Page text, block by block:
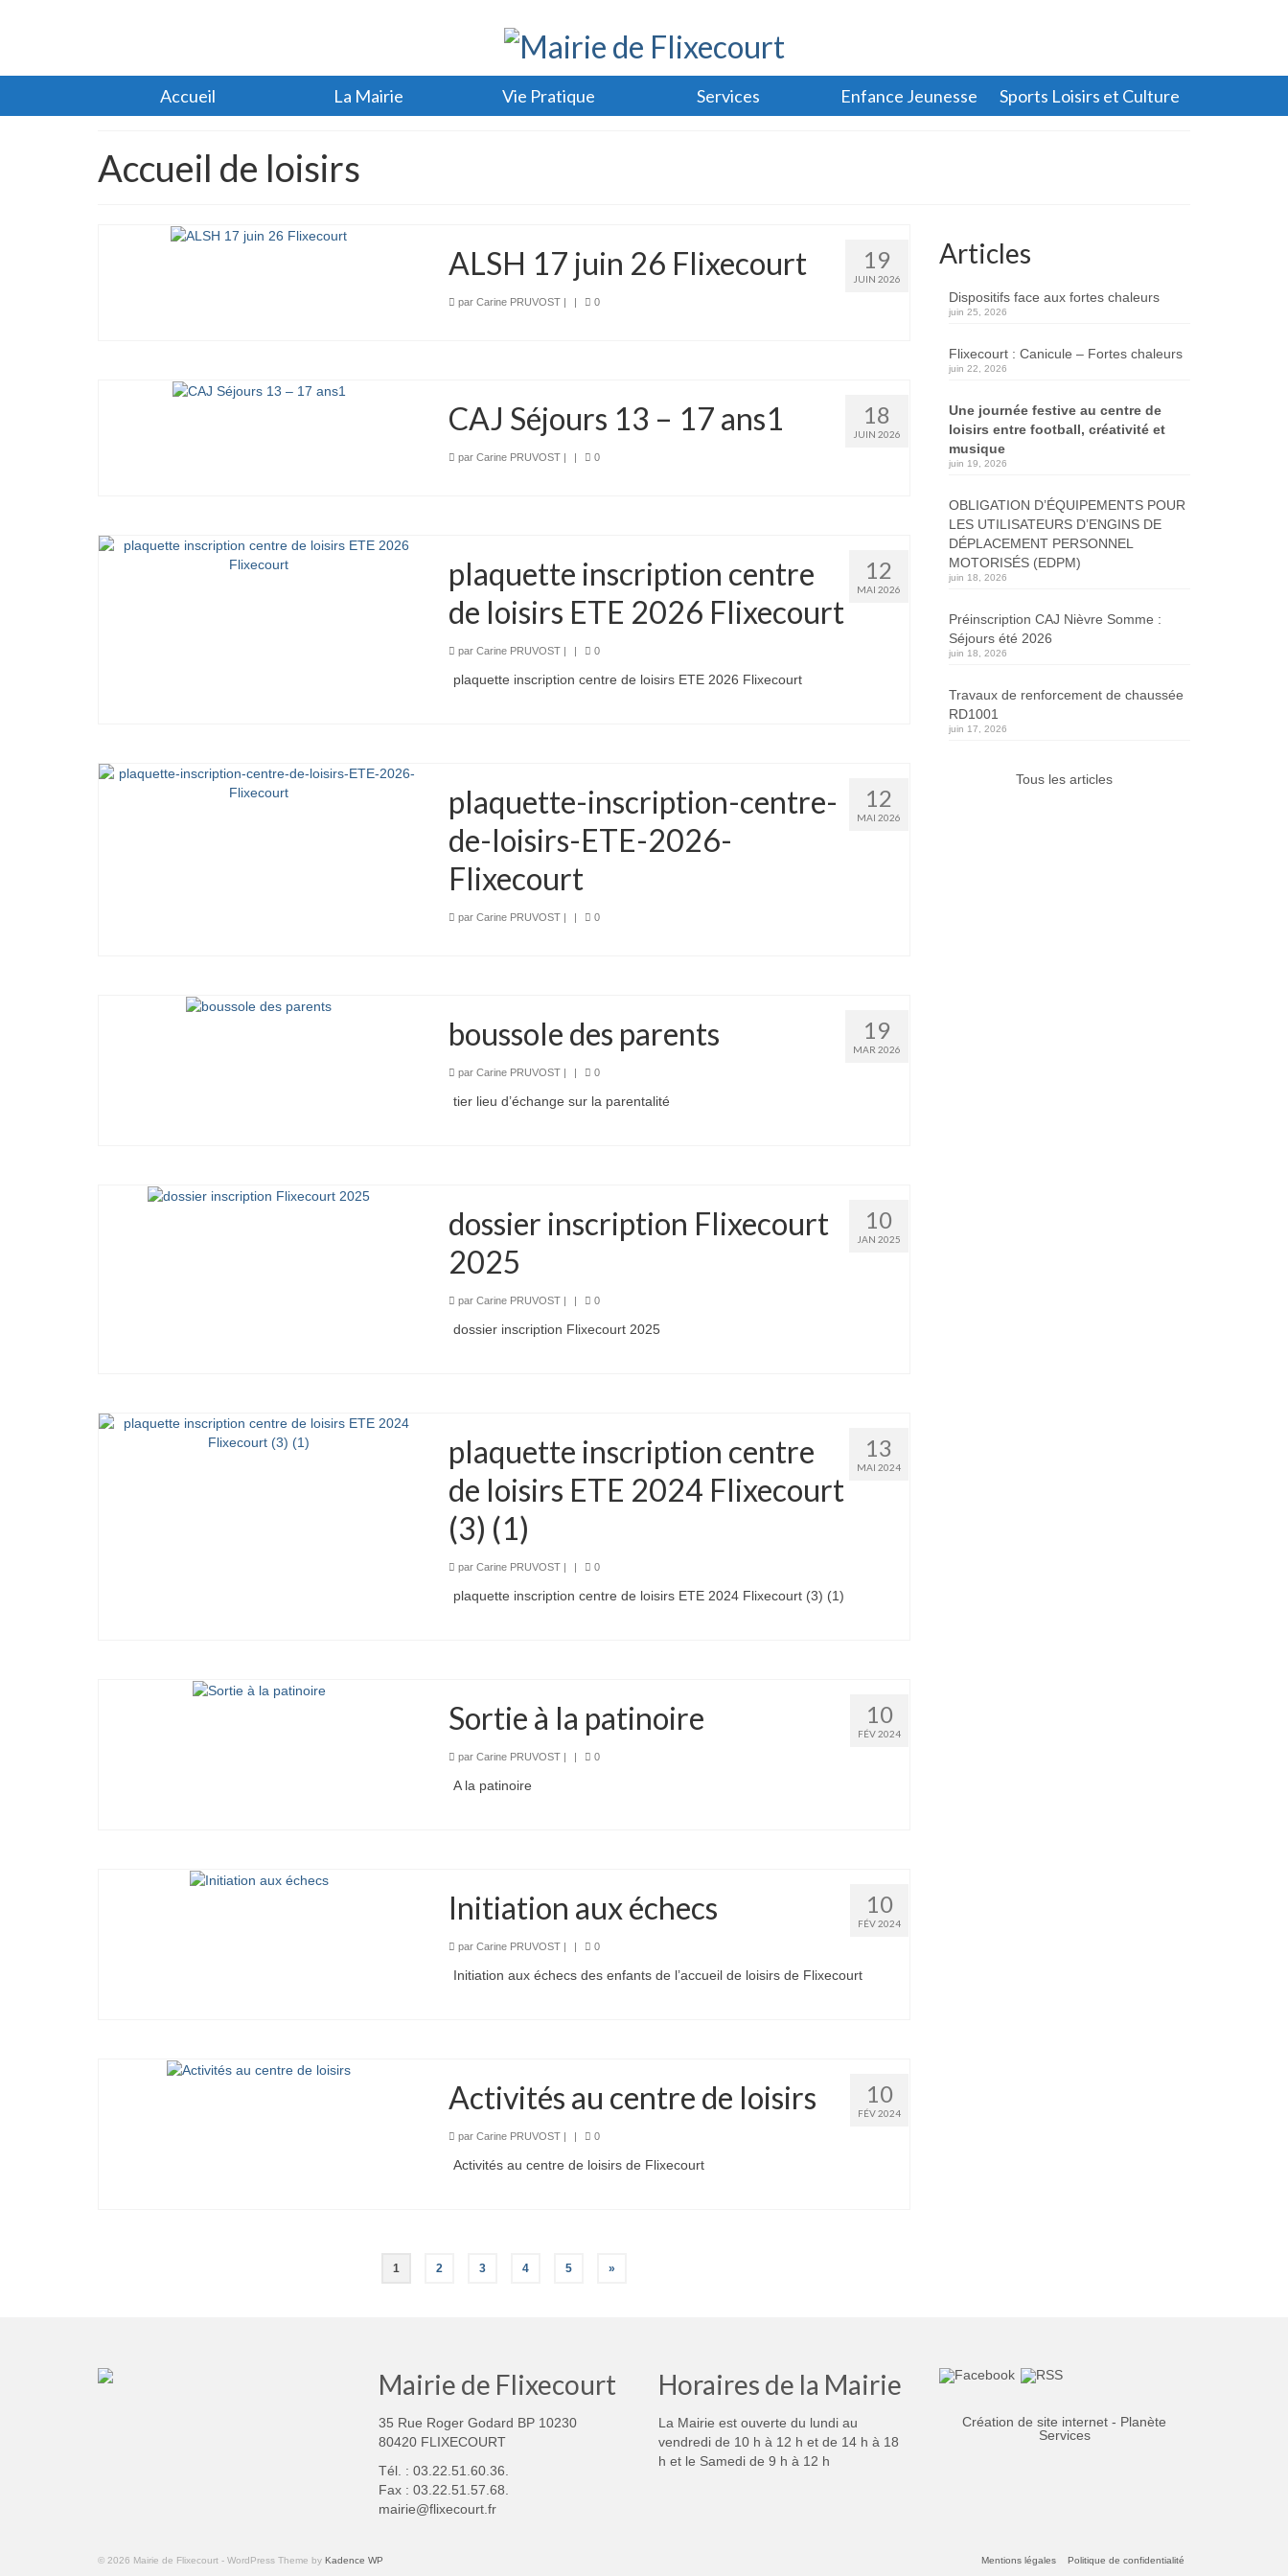
Accueil La Mairie Vie Pratique Services Enfance Jeunesse Sports Loisirs et Culture
Accueil de loisirs
19
JUIN 2026
ALSH 17 juin 26 Flixecourt
par Carine PRUVOST| | 0
18
JUIN 2026
CAJ Séjours 13 – 17 ans1
par Carine PRUVOST| | 0
12
MAI 2026
plaquette inscription centre
de loisirs ETE 2026 Flixecourt
par Carine PRUVOST| | 0
plaquette inscription centre de loisirs ETE 2026 Flixecourt
12
MAI 2026
plaquette-inscription-centre-
de-loisirs-ETE-2026-
Flixecourt
par Carine PRUVOST| | 0
19
MAR 2026
boussole des parents
par Carine PRUVOST| | 0
tier lieu d’échange sur la parentalité
10
JAN 2025
dossier inscription Flixecourt
2025
par Carine PRUVOST| | 0
dossier inscription Flixecourt 2025
13
MAI 2024
plaquette inscription centre
de loisirs ETE 2024 Flixecourt
(3) (1)
par Carine PRUVOST| | 0
plaquette inscription centre de loisirs ETE 2024 Flixecourt (3) (1)
10
FÉV 2024
Sortie à la patinoire
par Carine PRUVOST| | 0
A la patinoire
10
FÉV 2024
Initiation aux échecs
par Carine PRUVOST| | 0
Initiation aux échecs des enfants de l’accueil de loisirs de Flixecourt
10
FÉV 2024
Activités au centre de loisirs
par Carine PRUVOST| | 0
Activités au centre de loisirs de Flixecourt
1 2 3 4 5 »
Articles
Dispositifs face aux fortes chaleurs
juin 25, 2026
Flixecourt : Canicule – Fortes chaleurs
juin 22, 2026
Une journée festive au centre de
loisirs entre football, créativité et
musique
juin 19, 2026
OBLIGATION D’ÉQUIPEMENTS POUR
LES UTILISATEURS D’ENGINS DE
DÉPLACEMENT PERSONNEL
MOTORISÉS (EDPM)
juin 18, 2026
Préinscription CAJ Nièvre Somme :
Séjours été 2026
juin 18, 2026
Travaux de renforcement de chaussée
RD1001
juin 17, 2026
Tous les articles
Mairie de Flixecourt
35 Rue Roger Godard BP 10230
80420 FLIXECOURT
Tél. : 03.22.51.60.36.
Fax : 03.22.51.57.68.
mairie@flixecourt.fr
Horaires de la Mairie
La Mairie est ouverte du lundi au
vendredi de 10 h à 12 h et de 14 h à 18
h et le Samedi de 9 h à 12 h
Création de site internet - Planète
Services
Mentions légales Politique de confidentialité
© 2026 Mairie de Flixecourt - WordPress Theme by Kadence WP